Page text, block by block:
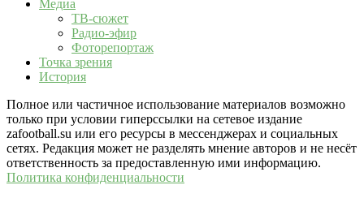
Медиа
ТВ-сюжет
Радио-эфир
Фоторепортаж
Точка зрения
История
Полное или частичное использование материалов возможно
только при условии гиперссылки на сетевое издание
zafootball.su или его ресурсы в мессенджерах и социальных
сетях. Редакция может не разделять мнение авторов и не несёт
ответственность за предоставленную ими информацию.
Политика конфиденциальности